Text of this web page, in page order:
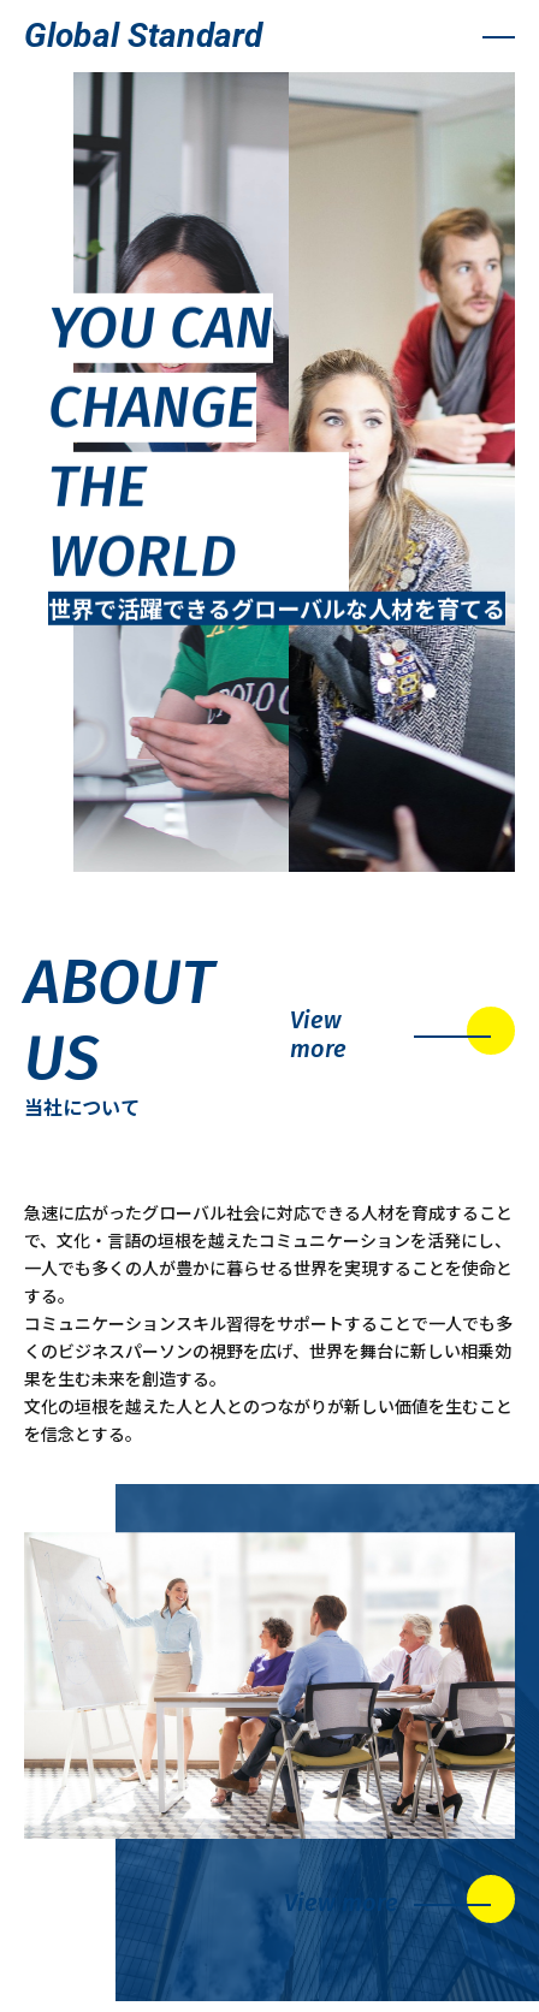
Global Standard
YOU CAN
CHANGE
THE
WORLD
世界で活躍できるグローバルな人材を育てる
ABOUT
US
当社について
View
more
急速に広がったグローバル社会に対応できる人材を育成すること
で、文化・言語の垣根を越えたコミュニケーションを活発にし、
一人でも多くの人が豊かに暮らせる世界を実現することを使命と
する。
コミュニケーションスキル習得をサポートすることで一人でも多
くのビジネスパーソンの視野を広げ、世界を舞台に新しい相乗効
果を生む未来を創造する。
文化の垣根を越えた人と人とのつながりが新しい価値を生むこと
を信念とする。
View more